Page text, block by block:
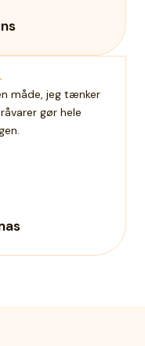
måde, jeg tænker
gør hele